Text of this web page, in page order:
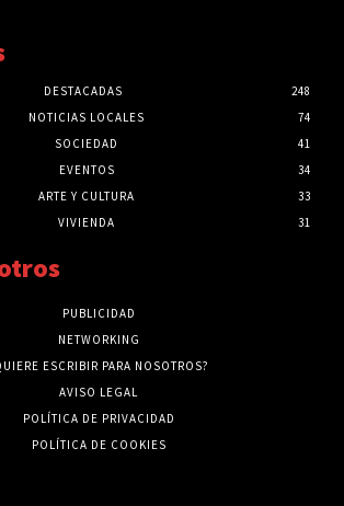
DESTACADAS
248
NOTICIAS LOCALES
74
SOCIEDAD
41
EVENTOS
34
ARTE Y CULTURA
33
VIVIENDA
31
PUBLICIDAD
NETWORKING
ESCRIBIR PARA NOSOTROS?
AVISO LEGAL
POLÍTICA DE PRIVACIDAD
POLÍTICA DE COOKIES